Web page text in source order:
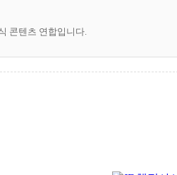
콘텐츠 연합입니다.